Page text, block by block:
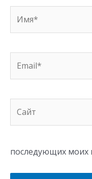
последующих моих